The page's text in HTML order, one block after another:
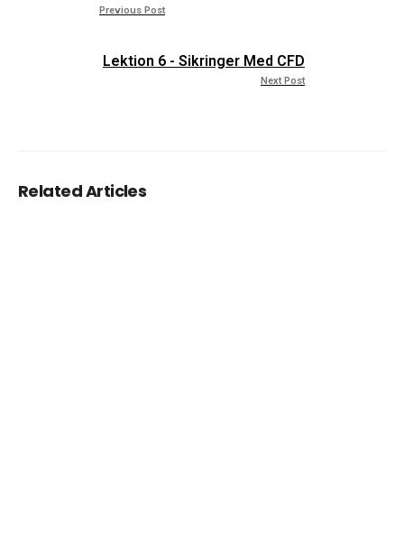
Previous Post
Lektion 6 - Sikringer Med CFD
Next Post
Related Articles